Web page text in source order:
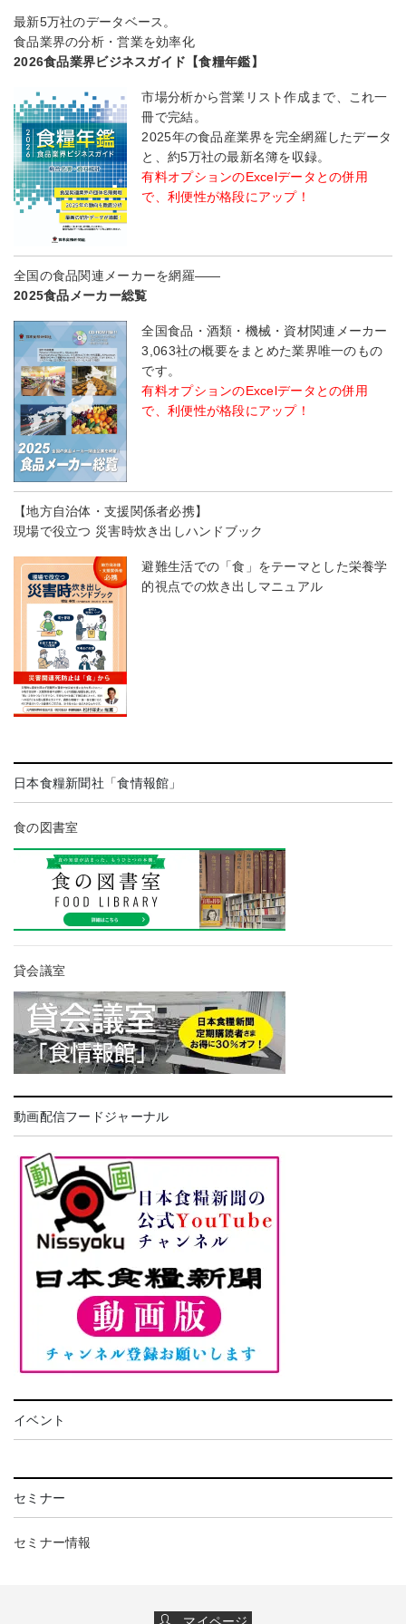
最新5万社のデータベース。
食品業界の分析・営業を効率化
2026食品業界ビジネスガイド【食糧年鑑】
市場分析から営業リスト作成まで、これ一
冊で完結。
2025年の食品産業界を完全網羅したデータ
と、約5万社の最新名簿を収録。
有料オプションのExcelデータとの併用
で、利便性が格段にアップ！
全国の食品関連メーカーを網羅――
2025食品メーカー総覧
全国食品・酒類・機械・資材関連メーカー
3,063社の概要をまとめた業界唯一のもの
です。
有料オプションのExcelデータとの併用
で、利便性が格段にアップ！
【地方自治体・支援関係者必携】
現場で役立つ 災害時炊き出しハンドブック
避難生活での「食」をテーマとした栄養学
的視点での炊き出しマニュアル
日本食糧新聞社「食情報館」
食の図書室
貸会議室
動画配信フードジャーナル
イベント
セミナー
セミナー情報
マイページ